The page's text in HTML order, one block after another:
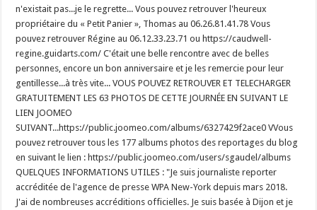
n'existait pas...je le regrette... Vous pouvez retrouver l'heureux
propriétaire du « Petit Panier », Thomas au 06.26.81.41.78 Vous
pouvez retrouver Régine au 06.12.33.23.71 ou https://caudwell-
regine.guidarts.com/ C'était une belle rencontre avec de belles
personnes, encore un bon anniversaire et je les remercie pour leur
gentillesse...à très vite... VOUS POUVEZ RETROUVER ET TELECHARGER
GRATUITEMENT LES 63 PHOTOS DE CETTE JOURNÉE EN SUIVANT LE
LIEN JOOMEO
SUIVANT...https://public.joomeo.com/albums/6327429f2ace0 VVous
pouvez retrouver tous les 177 albums photos des reportages du blog
en suivant le lien : https://public.joomeo.com/users/sgaudel/albums
QUELQUES INFORMATIONS UTILES : "Je suis journaliste reporter
accréditée de l'agence de presse WPA New-York depuis mars 2018.
J'ai de nombreuses accréditions officielles. Je suis basée à Dijon et je